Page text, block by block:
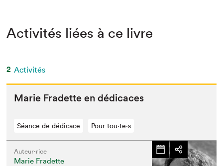
Activités liées à ce livre
2 Activités
Marie Fradette en dédicaces
Séance de dédicace Pour tou⋅te⋅s
Auteur·rice
Marie Fradette